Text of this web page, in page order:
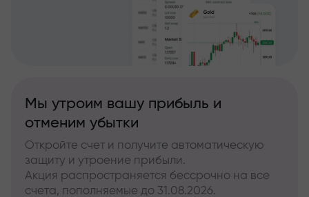
Мы утроим вашу прибыль и
отменим убытки
Откройте счет и получите автоматическую
защиту и утроение прибыли.
Акция распространяется бессрочно на все
счета, пополняемые до 31.08.2026.